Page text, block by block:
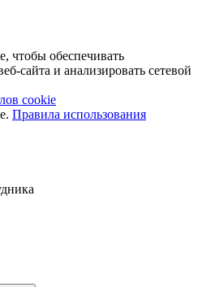
чтобы обеспечивать
сайта и анализировать сетевой
cookie
Правила использования